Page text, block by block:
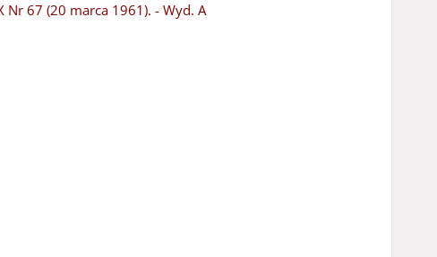
Nr 67 (20 marca 1961). - Wyd. A